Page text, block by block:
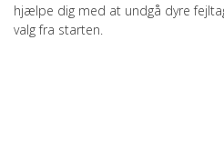
hjælpe dig med at undgå dyre
valg fra starten.